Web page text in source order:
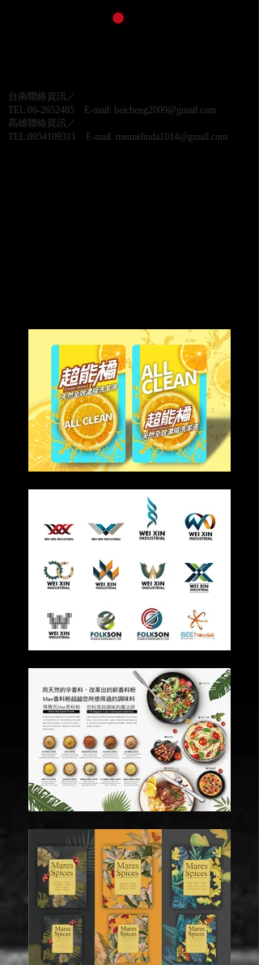
台南聯絡資訊／
TEL:06-2652485 E-mail: beicheng2009@gmail.com
高雄聯絡資訊／
TEL:0954109311 E-mail: mismelinda1014@gmail.com